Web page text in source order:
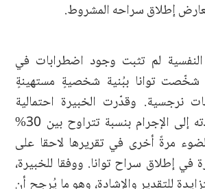
إطلاق سراحه المشروط.
لم تثبت وجود اضطرابات في
شخّصت توانا ببُنية شخصيةٍ مستهينةٍ
نرجسية. وقدّرت الخبيرة احتمالية
انتكاس توانا وعودته إلى الإجرام بنسبة تتراوح بين 30%
مرةً أخرى في تقريرها لاحقا على
في إطلاق سراح توانا. ووفقا للخبيرة،